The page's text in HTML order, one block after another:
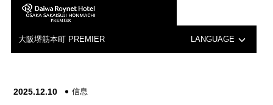
大阪堺筋本町 PREMIER LANGUAGE
2025.12.10 信息